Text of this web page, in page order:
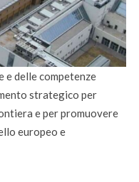
delle competenze
strategico per
e per promuovere
europeo e